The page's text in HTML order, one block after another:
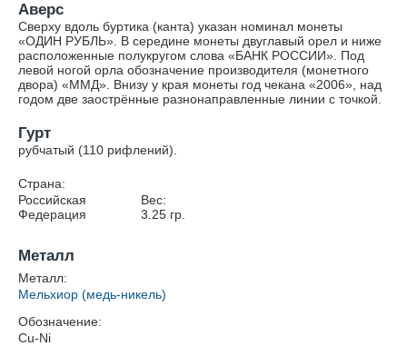
Аверс
Сверху вдоль буртика (канта) указан номинал монеты
«ОДИН РУБЛЬ». В середине монеты двуглавый орел и ниже
расположенные полукругом слова «БАНК РОССИИ». Под
левой ногой орла обозначение производителя (монетного
двора) «ММД». Внизу у края монеты год чекана «2006», над
годом две заострённые разнонаправленные линии с точкой.
Гурт
рубчатый (110 рифлений).
Страна:
Российская
Федерация
Вес:
3.25гр.
Металл
Металл:
Мельхиор (медь-никель)
Обозначение:
Cu-Ni